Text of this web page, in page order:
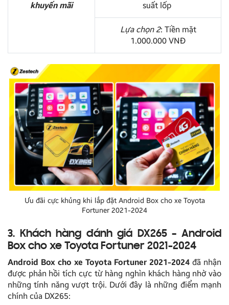
khuyến mãi
suất lốp
Lựa chọn 2: Tiền mặt
1.000.000 VNĐ
Ưu đãi cực khủng khi lắp đặt Android Box cho xe Toyota
Fortuner 2021-2024
3. Khách hàng đánh giá DX265 – Android
Box cho xe Toyota Fortuner 2021-2024
Android Box cho xe Toyota Fortuner 2021-2024 đã nhận
được phản hồi tích cực từ hàng nghìn khách hàng nhờ vào
những tính năng vượt trội. Dưới đây là những điểm mạnh
chính của DX265: